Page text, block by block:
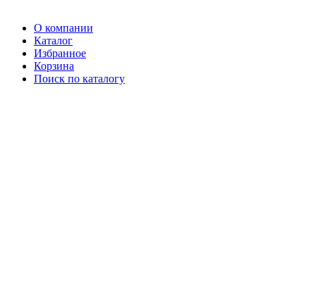
О компании
Каталог
Избранное
Корзина
Поиск по каталогу